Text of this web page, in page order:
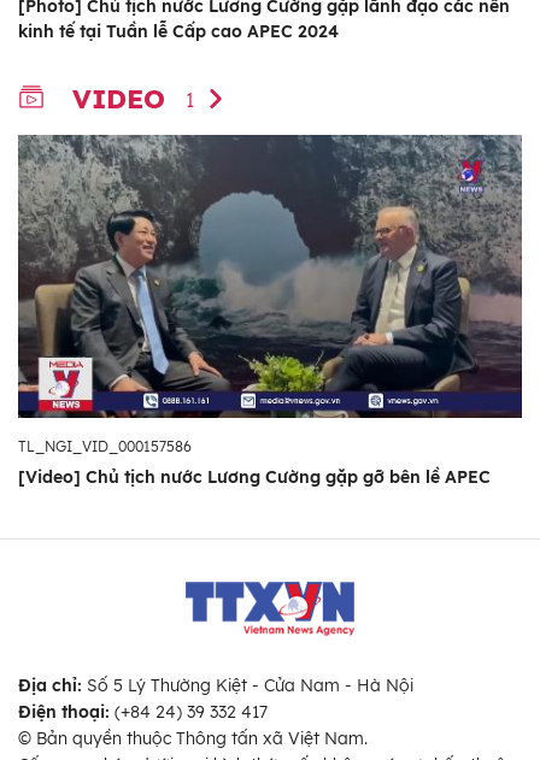
[Photo] Chủ tịch nước Lương Cường gặp lãnh đạo các nền
kinh tế tại Tuần lễ Cấp cao APEC 2024
VIDEO 1
TL_NGI_VID_000157586
[Video] Chủ tịch nước Lương Cường gặp gỡ bên lề APEC
Địa chỉ: Số 5 Lý Thường Kiệt - Cửa Nam - Hà Nội
Điện thoại: (+84 24) 39 332 417
© Bản quyền thuộc Thông tấn xã Việt Nam.